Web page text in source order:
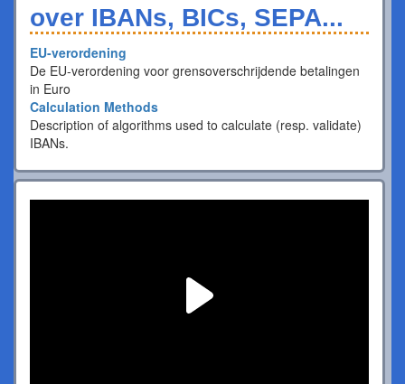
over IBANs, BICs, SEPA...
EU-verordening
De EU-verordening voor grensoverschrijdende betalingen
in Euro
Calculation Methods
Description of algorithms used to calculate (resp. validate)
IBANs.